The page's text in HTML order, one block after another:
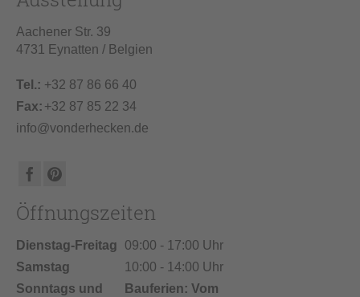
Aachener Str. 39
4731 Eynatten / Belgien
Tel.: +32 87 86 66 40
Fax: +32 87 85 22 34
info@vonderhecken.de
Öffnungszeiten
Dienstag-Freitag
09:00 - 17:00 Uhr
Samstag
10:00 - 14:00 Uhr
Sonntags und
Bauferien: Vom